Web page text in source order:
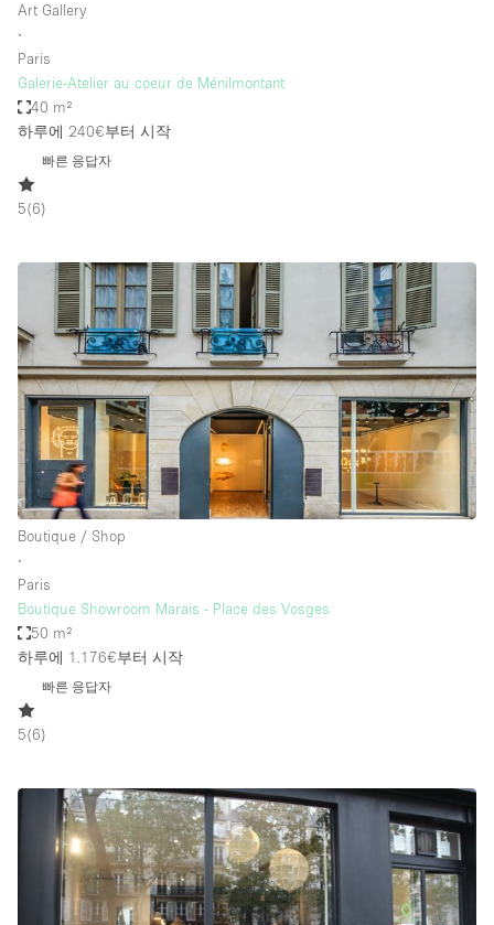
Art Gallery
∙
Paris
Galerie-Atelier au coeur de Ménilmontant
40 m²
하루에 240€부터 시작
빠른 응답자
5(6)
Boutique / Shop
∙
Paris
Boutique Showroom Marais - Place des Vosges
50 m²
하루에 1.176€부터 시작
빠른 응답자
5(6)